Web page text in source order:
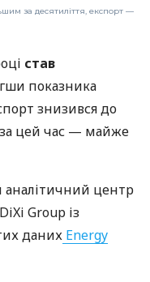
за десятиліття, експорт —
став
показника
знизився до
за цей час — майже
аналітичний центр
Group із
даних Energy